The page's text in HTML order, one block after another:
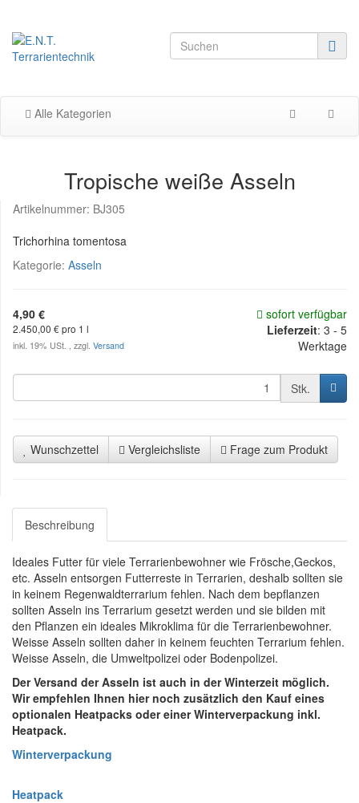
Alle Kategorien
Tropische weiße Asseln
Artikelnummer: BJ305
Trichorhina tomentosa
Kategorie: Asseln
4,90 €
2.450,00 € pro 1 l
inkl. 19% USt. , zzgl. Versand
sofort verfügbar
Lieferzeit: 3 - 5
Werktage
Stk.
Wunschzettel Vergleichsliste Frage zum Produkt
Beschreibung
Ideales Futter für viele Terrarienbewohner wie Frösche,Geckos,
etc. Asseln entsorgen Futterreste in Terrarien, deshalb sollten sie
in keinem Regenwaldterrarium fehlen. Nach dem bepflanzen
sollten Asseln ins Terrarium gesetzt werden und sie bilden mit
den Pflanzen ein ideales Mikroklima für die Terrarienbewohner.
Weisse Asseln sollten daher in keinem feuchten Terrarium fehlen.
Weisse Asseln, die Umweltpolizei oder Bodenpolizei.
Der Versand der Asseln ist auch in der Winterzeit möglich.
Wir empfehlen Ihnen hier noch zusätzlich den Kauf eines
optionalen Heatpacks oder einer Winterverpackung inkl.
Heatpack.
Winterverpackung
Heatpack